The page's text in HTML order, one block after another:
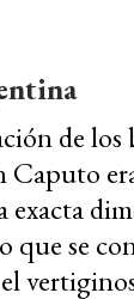
de los
Caputo
exacta
que se